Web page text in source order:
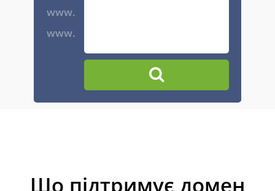
www.
www.
Що підтримує домен